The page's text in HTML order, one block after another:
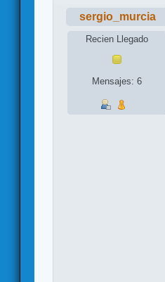
sergio_murcia
Recien Llegado
Mensajes: 6